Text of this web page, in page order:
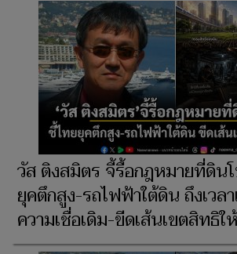
วัส ติงสมิตร จี้รื้อกฎหมายที่ดิน
ยุคตึกสูง-รถไฟฟ้าใต้ดิน ถึงเวล
ความเชื่อเดิม-ขีดเส้นเขตสิทธิใ